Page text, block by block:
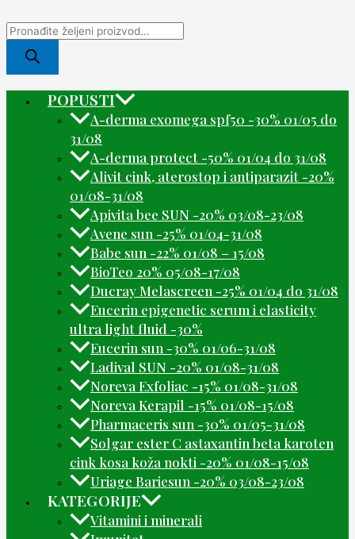
POPUSTI
A-derma exomega spf50 -30% 01/05 do
31/08
A-derma protect -50% 01/04 do 31/08
Alivit cink, aterostop i antiparazit -20%
01/08-31/08
Apivita bee SUN -20% 03/08-23/08
Avene sun -25% 01/04-31/08
Babe sun -22% 01/08 – 15/08
BioTeo 20% 05/08-17/08
Ducray Melascreen -25% 01/04 do 31/08
Eucerin epigenetic serum i elasticity
ultra light fluid -30%
Eucerin sun -30% 01/06-31/08
Ladival SUN -20% 01/08-31/08
Noreva Exfoliac -15% 01/08-31/08
Noreva Kerapil -15% 01/08-15/08
Pharmaceris sun -30% 01/05-31/08
Solgar ester C astaxantin beta karoten
cink kosa koža nokti -20% 01/08-15/08
Uriage Bariesun -20% 03/08-23/08
KATEGORIJE
Vitamini i minerali